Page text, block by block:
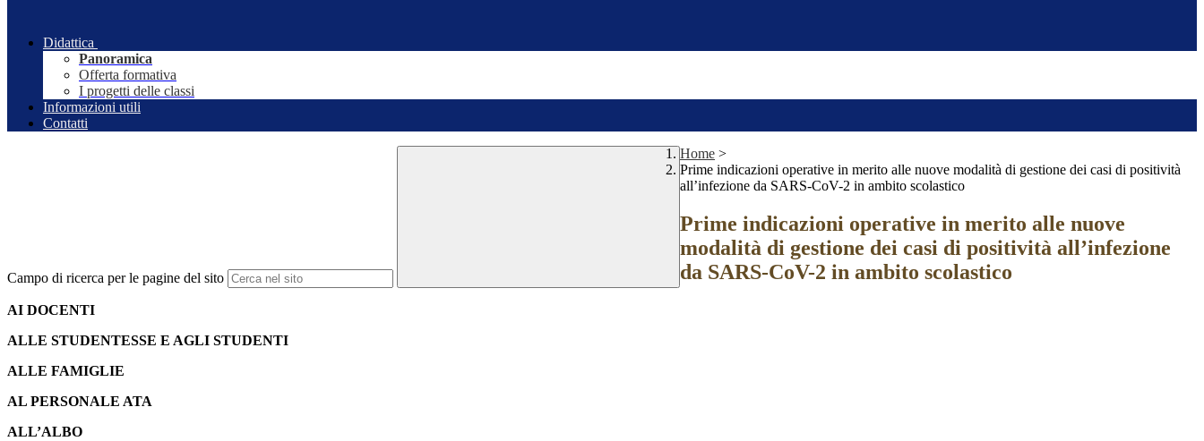
Didattica
Panoramica
Offerta formativa
I progetti delle classi
Informazioni utili
Contatti
Campo di ricerca per le pagine del sito
Home >
Prime indicazioni operative in merito alle nuove modalità di gestione dei casi di positività
all’infezione da SARS-CoV-2 in ambito scolastico
Prime indicazioni operative in merito alle nuove
modalità di gestione dei casi di positività all’infezione
da SARS-CoV-2 in ambito scolastico
AI DOCENTI
ALLE STUDENTESSE E AGLI STUDENTI
ALLE FAMIGLIE
AL PERSONALE ATA
ALL’ALBO